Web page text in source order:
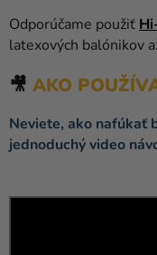
Odporúčame použiť
latexových balónikov
🎥 AKO
Neviete, ako nafúkať
jednoduchý video